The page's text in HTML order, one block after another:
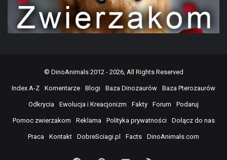
© DinoAnimals2012 - 2026, All Rights Reserved
Index A-Z Komentarze Blogi Baza Dinozaurów Baza Pterozaurów
Odkrycia Ewolucja i Kreacjonizm Fakty Forum Podaruj
Pomoc zwierzakom Reklama Polityka prywatności Dołącz do nas
Praca Kontakt DobreSciagi.pl Facts DinoAnimals.com